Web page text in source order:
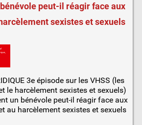
peut-il réagir face aux
sexistes et sexuels
3e épisode sur les VHSS (les
le harcèlement sexistes et sexuels)
un bénévole peut-il réagir face aux
au harcèlement sexistes et sexuels